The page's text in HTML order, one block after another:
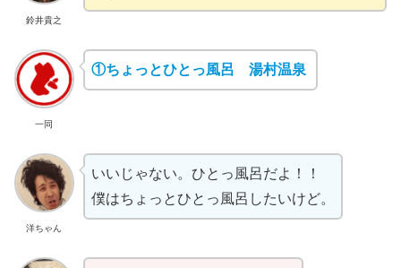
鈴井貴之
一同
①ちょっとひとっ風呂 湯村温泉
洋ちゃん
いいじゃない。ひとっ風呂だよ！！
僕はちょっとひとっ風呂したいけど。